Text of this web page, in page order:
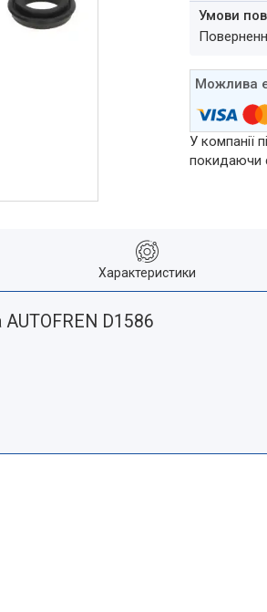
У компанії
покидаючи
Характеристики
D1586